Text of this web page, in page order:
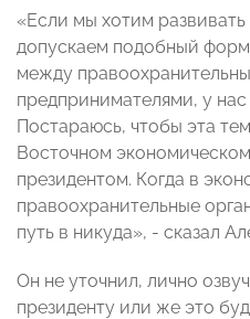
«Если мы хотим
допускаем подобный
между
предпринимателями, у нас
Постараюсь, чтобы эта
Восточном
президентом. Когда в
правоохранительные
путь в никуда», - сказал
Он не уточнил, лично
президенту или же это